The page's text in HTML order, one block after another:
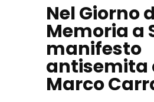
Nel Giorno
Memoria a
manifesto
antisemita
Marco